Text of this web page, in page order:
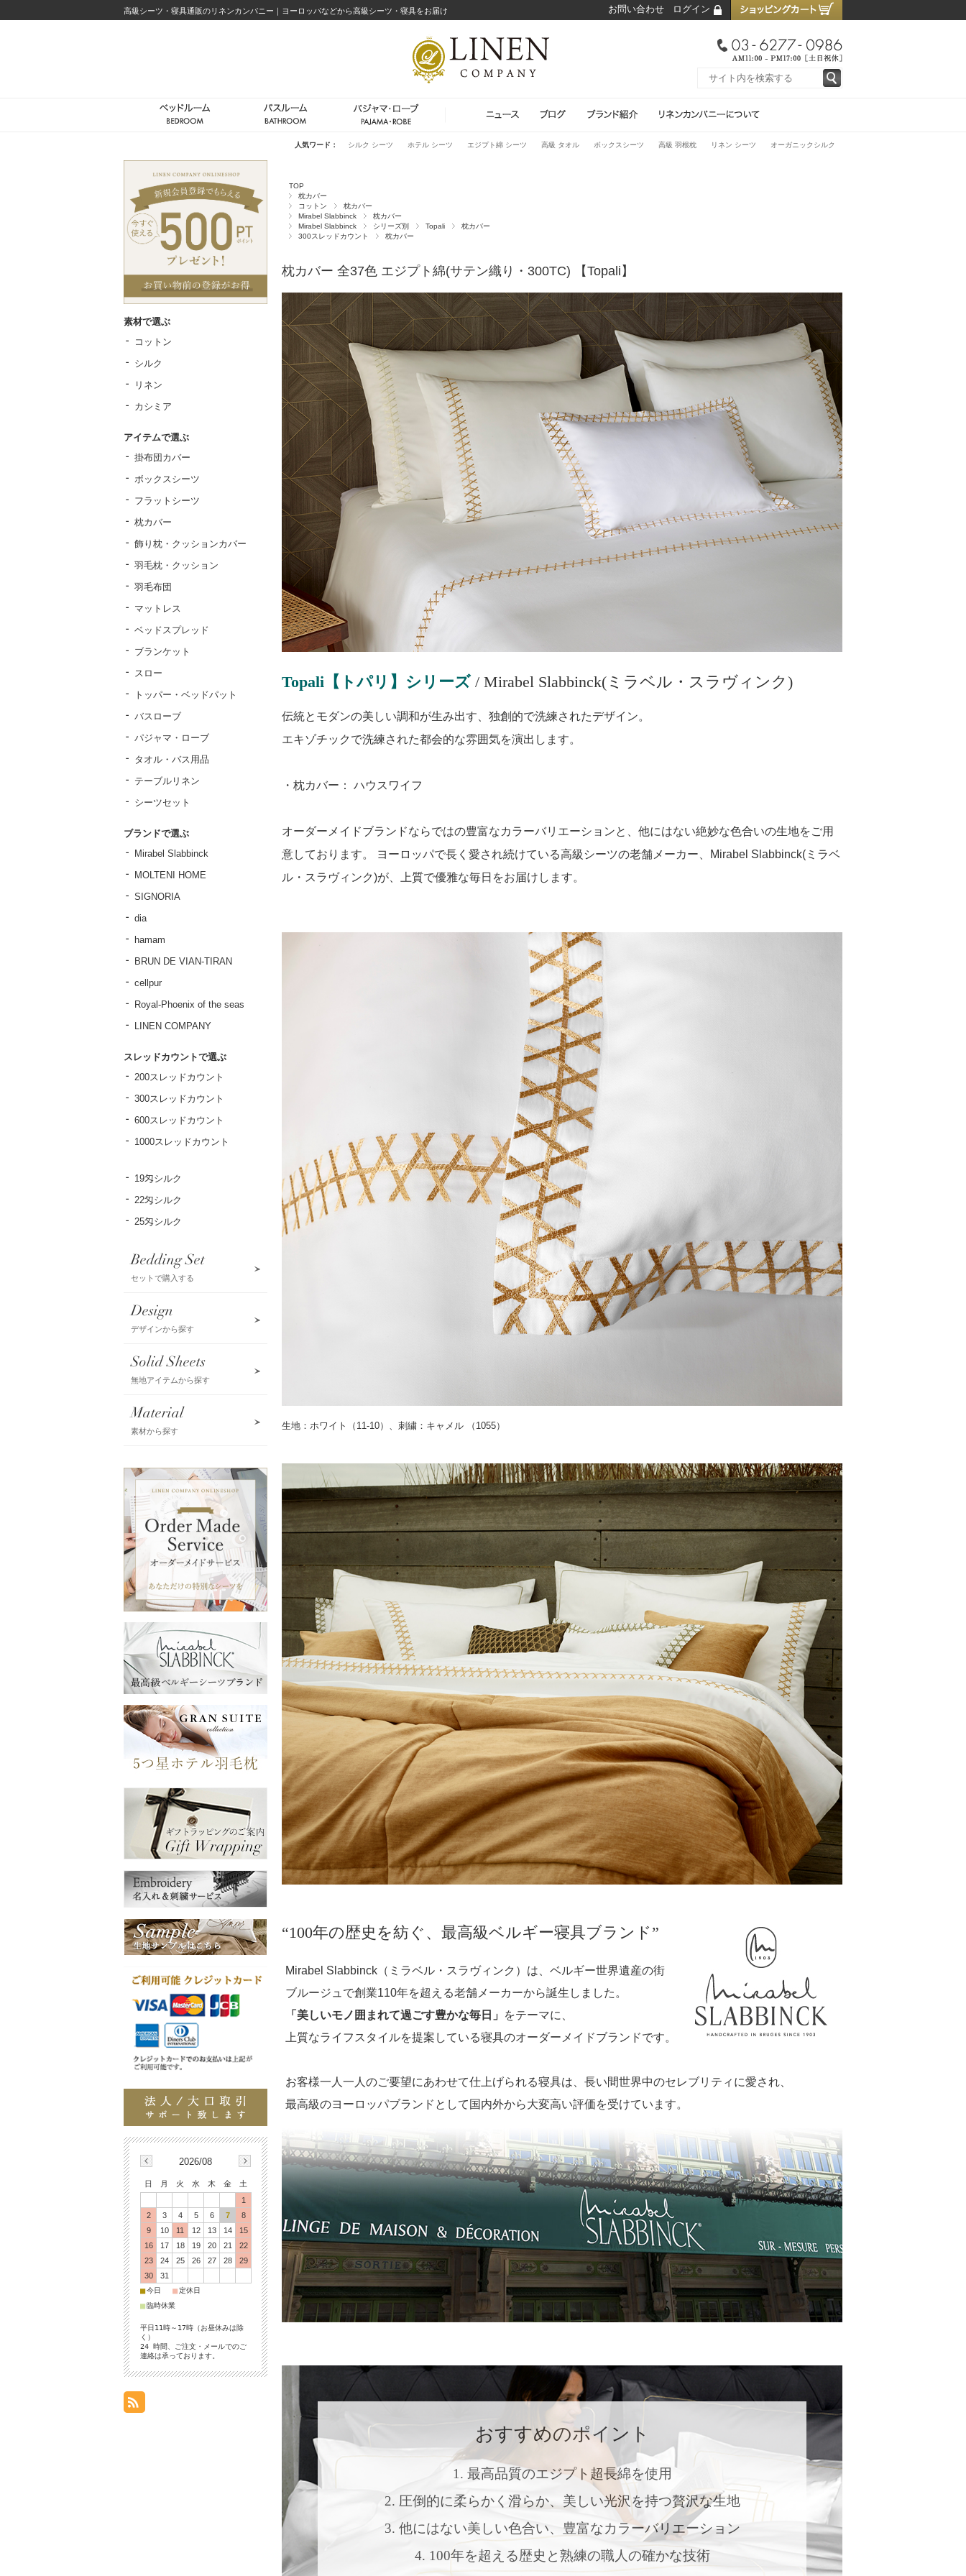
高級シーツ・寝具通販のリネンカンパニー｜ヨーロッパなどから高級シーツ・寝具をお届け お問い合わせ ログイン
人気ワード： シルク シーツ ホテル シーツ エジプト綿 シーツ 高級 タオル ボックスシーツ 高級 羽根枕 リネン シーツ オーガニックシルク
TOP
枕カバー
コットン
枕カバー
Mirabel Slabbinck
枕カバー
Mirabel Slabbinck
シリーズ別 Topali
枕カバー
300スレッドカウント
枕カバー
枕カバー 全37色 エジプト綿(サテン織り・300TC) 【Topali】
Topali【トパリ】シリーズ/ Mirabel Slabbinck(ミラベル・スラヴィンク)
伝統とモダンの美しい調和が生み出す、独創的で洗練されたデザイン。
エキゾチックで洗練された都会的な雰囲気を演出します。
・枕カバー： ハウスワイフ
オーダーメイドブランドならではの豊富なカラーバリエーションと、他にはない絶妙な色合いの生地をご用
意しております。 ヨーロッパで長く愛され続けている高級シーツの老舗メーカー、Mirabel Slabbinck(ミラベ
ル・スラヴィンク)が、上質で優雅な毎日をお届けします。
生地：ホワイト（11-10）、刺繍：キャメル （1055）
“100年の歴史を紡ぐ、最高級ベルギー寝具ブランド”
Mirabel Slabbinck（ミラベル・スラヴィンク）は、ベルギー世界遺産の街
ブルージュで創業110年を超える老舗メーカーから誕生しました。
「美しいモノ囲まれて過ごす豊かな毎日」
をテーマに、
上質なライフスタイルを提案している寝具のオーダーメイドブランドです。
お客様一人一人のご要望にあわせて仕上げられる寝具は、長い間世界中のセレブリティに愛され、
最高級のヨーロッパブランドとして国内外から大変高い評価を受けています。
おすすめのポイント
1. 最高品質のエジプト超長綿を使用
2. 圧倒的に柔らかく滑らか、美しい光沢を持つ贅沢な生地
3. 他にはない美しい色合い、豊富なカラーバリエーション
4. 100年を超える歴史と熟練の職人の確かな技術
素材で選ぶ
コットン
シルク
リネン
カシミア
アイテムで選ぶ
掛布団カバー
ボックスシーツ
フラットシーツ
枕カバー
飾り枕・クッションカバー
羽毛枕・クッション
羽毛布団
マットレス
ベッドスプレッド
ブランケット
スロー
トッパー・ベッドパット
バスローブ
パジャマ・ローブ
タオル・バス用品
テーブルリネン
シーツセット
ブランドで選ぶ
Mirabel Slabbinck
MOLTENI HOME
SIGNORIA
dia
hamam
BRUN DE VIAN-TIRAN
cellpur
Royal-Phoenix of the seas
LINEN COMPANY
スレッドカウントで選ぶ
200スレッドカウント
300スレッドカウント
600スレッドカウント
1000スレッドカウント
19匁シルク
22匁シルク
25匁シルク
Bedding Set
セットで購入する
Design
デザインから探す
Solid Sheets
無地アイテムから探す
Material
素材から探す
2026/08
日 月 火 水 木 金
土
1
2
3 4 5 6 7
8
9
10 11 12 13 14
15
16
17 18 19 20 21
22
23
24 25 26 27 28
29
30
31
■今日 ■定休日
■臨時休業
平日11時～17時（お昼休みは除
く）
24 時間、ご注文・メールでのご
連絡は承っております。